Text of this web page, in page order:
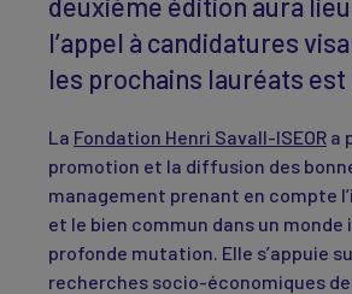
l’appel à candidatures
les prochains lauréats est
La Fondation Henri Savall-ISEOR a
promotion et la diffusion des
management prenant en compte
et le bien commun dans un
profonde mutation. Elle s’appuie
recherches socio-économiques